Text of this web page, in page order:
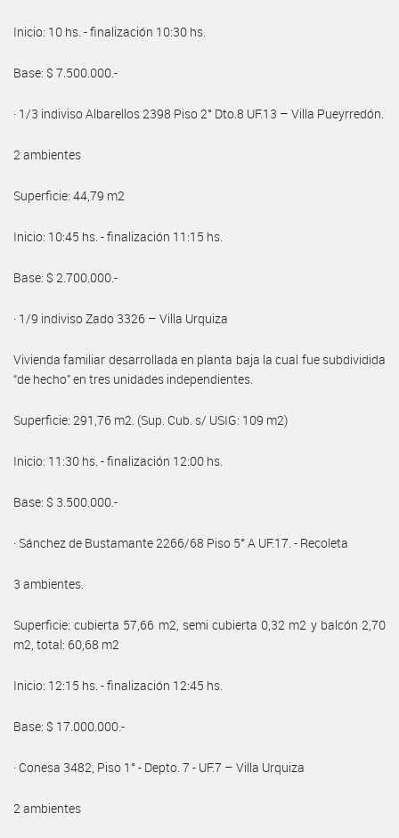
Inicio: 10 hs. - finalización 10:30 hs.
Base: $ 7.500.000.-
· 1/3 indiviso Albarellos 2398 Piso 2° Dto.8 UF.13 – Villa Pueyrredón.
2 ambientes
Superficie: 44,79 m2
Inicio: 10:45 hs. - finalización 11:15 hs.
Base: $ 2.700.000.-
· 1/9 indiviso Zado 3326 – Villa Urquiza
Vivienda familiar desarrollada en planta baja la cual fue subdividida
“de hecho” en tres unidades independientes.
Superficie: 291,76 m2. (Sup. Cub. s/ USIG: 109 m2)
Inicio: 11:30 hs. - finalización 12:00 hs.
Base: $ 3.500.000.-
· Sánchez de Bustamante 2266/68 Piso 5° A UF.17. - Recoleta
3 ambientes.
Superficie: cubierta 57,66 m2, semi cubierta 0,32 m2 y balcón 2,70
m2, total: 60,68 m2
Inicio: 12:15 hs. - finalización 12:45 hs.
Base: $ 17.000.000.-
· Conesa 3482, Piso 1° - Depto. 7 - UF.7 – Villa Urquiza
2 ambientes